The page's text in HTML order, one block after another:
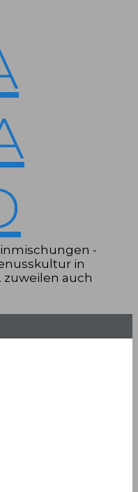
-
in
auch